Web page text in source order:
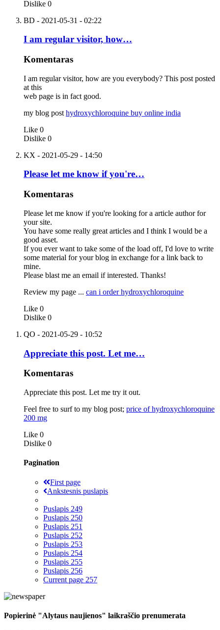
Dislike 0
BD - 2021-05-31 - 02:22
I am regular visitor, how…
Komentaras
I am regular visitor, how are you everybody? This post posted
at this
web page is in fact good.
my blog post hydroxychloroquine buy online india
Like 0
Dislike 0
KX - 2021-05-29 - 14:50
Please let me know if you're…
Komentaras
Please let me know if you're looking for a article author for
your site.
You have some really great articles and I think I would be a
good asset.
If you ever want to take some of the load off, I'd love to write
some material for your blog in exchange for a link back to
mine.
Please blast me an email if interested. Thanks!
Review my page ... can i order hydroxychloroquine
Like 0
Dislike 0
QO - 2021-05-29 - 10:52
Appreciate this post. Let me…
Komentaras
Appreciate this post. Let me try it out.
Feel free to surf to my blog post; price of hydroxychloroquine
200 mg
Like 0
Dislike 0
Pagination
First page
Ankstesnis puslapis
Puslapis 249
Puslapis 250
Puslapis 251
Puslapis 252
Puslapis 253
Puslapis 254
Puslapis 255
Puslapis 256
Current page 257
Popierinė "Alytaus naujienos" laikraščio prenumerata